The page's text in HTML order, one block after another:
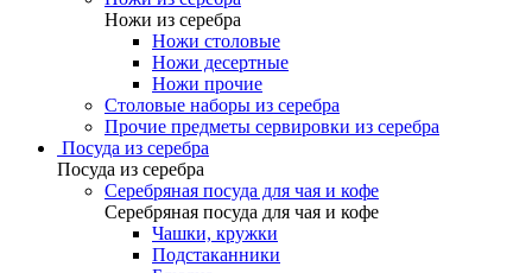
Ножи из серебра
Ножи столовые
Ножи десертные
Ножи прочие
Столовые наборы из серебра
Прочие предметы сервировки из серебра
Посуда из серебра
Посуда из серебра
Серебряная посуда для чая и кофе
Серебряная посуда для чая и кофе
Чашки, кружки
Подстаканники